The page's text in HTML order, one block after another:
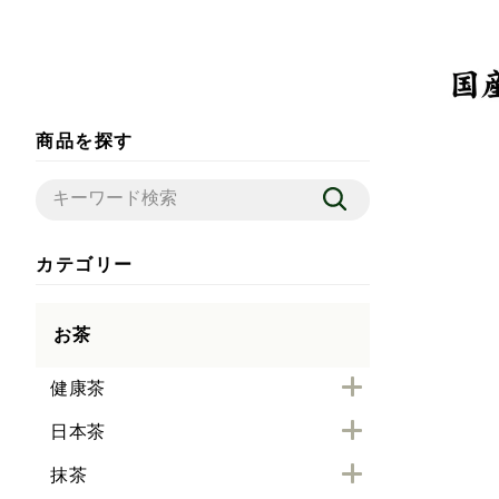
商品を探す
カテゴリー
お茶
健康茶
日本茶
抹茶